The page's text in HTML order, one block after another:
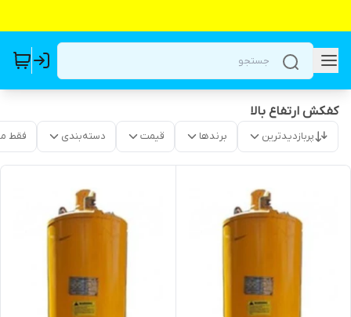
کفکش ارتفاع بالا
پربازدیدترین برندها قیمت دسته‌بندی فقط